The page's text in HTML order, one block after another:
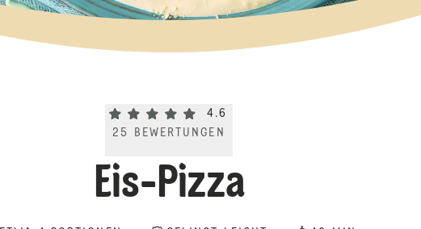
Current rating 4.6. Click to rate.
4.6
25
BEWERTUNGEN
Eis-Pizza